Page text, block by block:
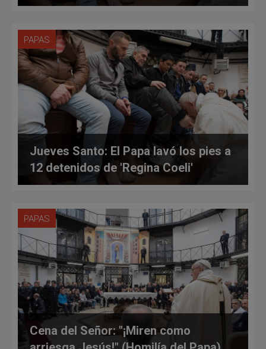
PAPAS
Jueves Santo: El Papa lavó los pies a
12 detenidos de 'Regina Coeli'
PAPAS
Cena del Señor: "¡Miren como